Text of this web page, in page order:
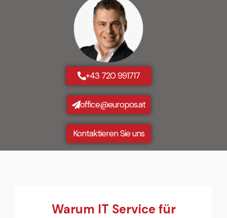
+43 720 991717
office@europos.at
Kontaktieren Sie uns
Warum IT Service für